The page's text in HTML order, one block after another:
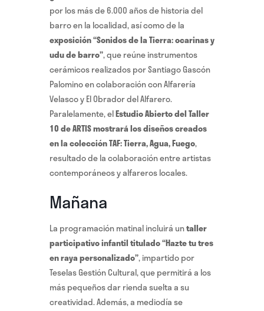
por los más de 6.000 años de historia del
barro en la localidad, así como de la
exposición “Sonidos de la Tierra: ocarinas y
udu de barro”, que reúne instrumentos
cerámicos realizados por Santiago Gascón
Palomino en colaboración con Alfarería
Velasco y El Obrador del Alfarero.
Paralelamente, elEstudio Abierto del Taller
10 de ARTIS mostrará los diseños creados
en la colección TAF: Tierra, Agua, Fuego,
resultado de la colaboración entre artistas
contemporáneos y alfareros locales.
Mañana
La programación matinal incluirá untaller
participativo infantil titulado “Hazte tu tres
en raya personalizado”, impartido por
Teselas Gestión Cultural, que permitirá a los
más pequeños dar rienda suelta a su
creatividad. Además, a mediodía se